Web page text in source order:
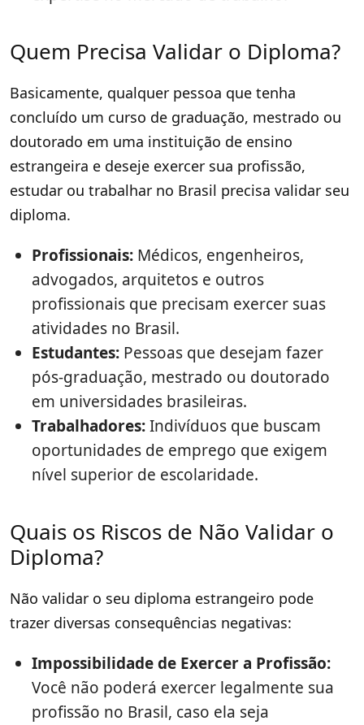
Quem Precisa Validar o Diploma?
Basicamente, qualquer pessoa que tenha
concluído um curso de graduação, mestrado ou
doutorado em uma instituição de ensino
estrangeira e deseje exercer sua profissão,
estudar ou trabalhar no Brasil precisa validar seu
diploma.
Profissionais: Médicos, engenheiros,
advogados, arquitetos e outros
profissionais que precisam exercer suas
atividades no Brasil.
Estudantes: Pessoas que desejam fazer
pós-graduação, mestrado ou doutorado
em universidades brasileiras.
Trabalhadores:Indivíduos que buscam
oportunidades de emprego que exigem
nível superior de escolaridade.
Quais os Riscos de Não Validar o
Diploma?
Não validar o seu diploma estrangeiro pode
trazer diversas consequências negativas:
Impossibilidade de Exercer a Profissão:
Você não poderá exercer legalmente sua
profissão no Brasil, caso ela seja